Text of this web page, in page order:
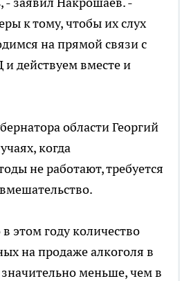
к тому, чтобы их слух
на прямой связи с
действуем вместе и
области Георгий
когда
не работают, требуется
этом году количество
на продаже алкоголя в
меньше, чем в